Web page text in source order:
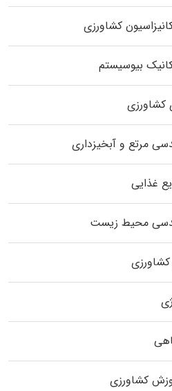
کشاورزی
بیوسیستم
کشاورزی
مرتع و آبخیزداری
غذایی
محیط زیست
کشاورزی